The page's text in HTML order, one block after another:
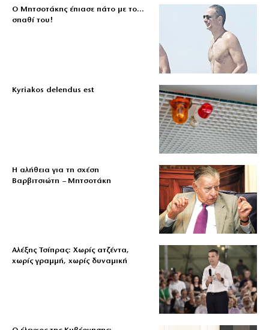
Ο Μητσοτάκης έπιασε πάτο με το…
σπαθί του!
Kyriakos delendus est
Η αλήθεια για τη σχέση
Βαρβιτσιώτη – Μητσοτάκη
Αλέξης Τσίπρας: Χωρίς ατζέντα,
χωρίς γραμμή, χωρίς δυναμική